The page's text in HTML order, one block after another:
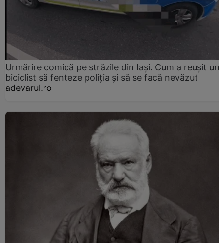
Urmărire comică pe străzile din Iași. Cum a reușit un
biciclist să fenteze poliția și să se facă nevăzut
adevarul.ro